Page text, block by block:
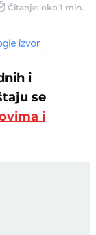
Čitanje: oko 1 min.
i
se
i